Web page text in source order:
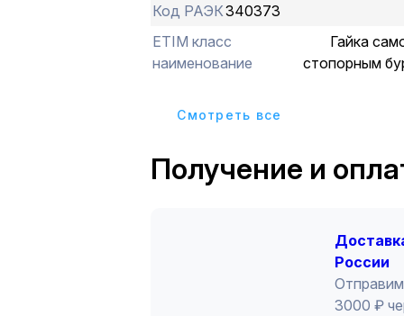
Код РАЭК340373
ETIM класс
наименование
Гайка
стопорным
Cмотреть все
Получение и
России
3000 ₽